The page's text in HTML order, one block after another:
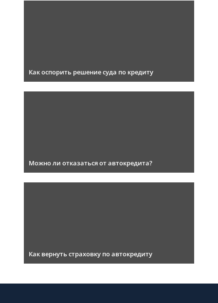
Как оспорить решение суда по кредиту
Можно ли отказаться от автокредита?
Как вернуть страховку по автокредиту